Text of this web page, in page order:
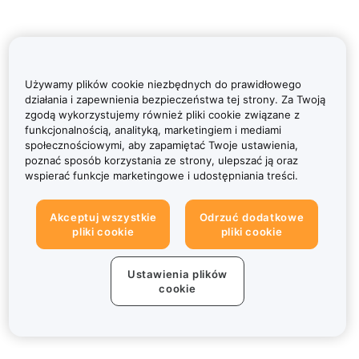
Używamy plików cookie niezbędnych do prawidłowego
działania i zapewnienia bezpieczeństwa tej strony. Za Twoją
zgodą wykorzystujemy również pliki cookie związane z
funkcjonalnością, analityką, marketingiem i mediami
społecznościowymi, aby zapamiętać Twoje ustawienia,
poznać sposób korzystania ze strony, ulepszać ją oraz
wspierać funkcje marketingowe i udostępniania treści.
Akceptuj wszystkie
pliki cookie
Odrzuć dodatkowe
pliki cookie
Ustawienia plików
cookie